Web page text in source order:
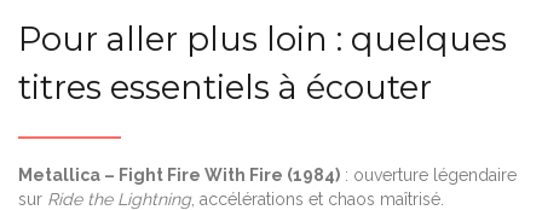
Pour aller plus loin : quelques
titres essentiels à écouter
Metallica – Fight Fire With Fire (1984) : ouverture légendaire
sur Ride the Lightning, accélérations et chaos maîtrisé.